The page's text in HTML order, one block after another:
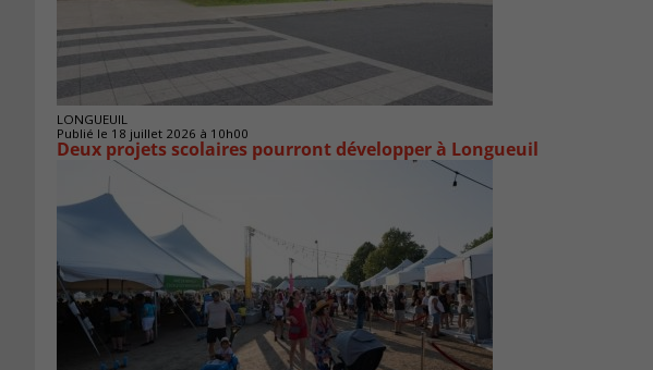
LONGUEUIL
Publié le 18 juillet 2026 à 10h00
Deux projets scolaires pourront développer à Longueuil